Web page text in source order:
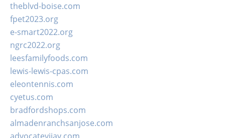
theblvd-boise.com
fpet2023.org
e-smart2022.org
ngrc2022.org
leesfamilyfoods.com
lewis-lewis-cpas.com
eleontennis.com
cyetus.com
bradfordshops.com
almadenranchsanjose.com